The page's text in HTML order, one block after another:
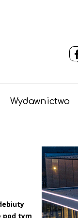
Wydawnictwo
pod tym